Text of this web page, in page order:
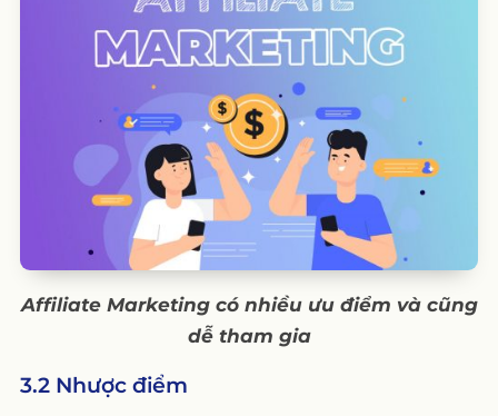
Affiliate Marketing có nhiều ưu điểm và cũng
dễ tham gia
3.2 Nhược điểm